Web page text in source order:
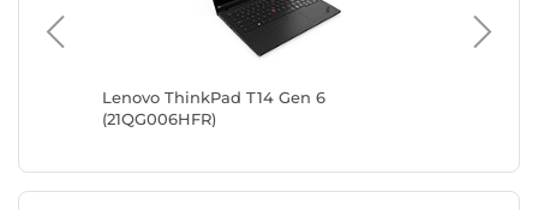
Lenovo ThinkPad T14 Gen 6
(21QG006HFR)